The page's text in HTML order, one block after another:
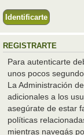
REGISTRARTE
Para autenticarte
unos pocos
La Administración
adicionales a los
asegúrate de estar
políticas
mientras navegás